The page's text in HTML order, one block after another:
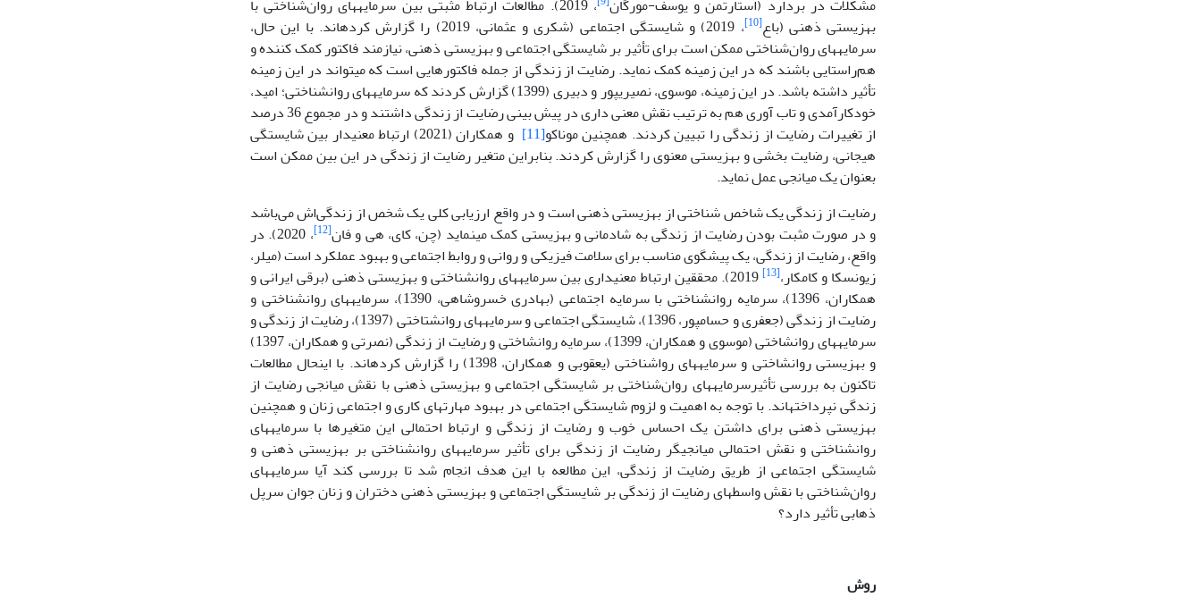
بهزیستی ذهنی (باع[10]
، 2019) و شایستگی اجتماعی (شکری و عثمانی، 2019) را گزارش کرده­اند. با این حال،
سرمایه­های روان‌شناختی ممکن است برای تأثیر بر شایستگی اجتماعی و بهزیستی ذهنی، نیازمند فاکتور کمک کننده و
هم‌راستایی باشند که در این زمینه کمک نماید. رضایت از زندگی از جمله فاکتورهایی است که می­تواند در این زمینه
تأثیر داشته باشد. در این زمینه، موسوی، نصیری­پور و دبیری (1399) گزارش کردند که سرمایه­های روان­شناختی؛ امید،
خودکارآمدی و تاب آوری هم به ترتیب نقش معنی داری در پیش بینی رضایت از زندگی داشتند و در مجموع 36 درصد
از تغییرات رضایت از زندگی را تبیین کردند. همچنین موناکو[11]
و همکاران (2021) ارتباط معنی­دار بین شایستگی
هیجانی، رضایت بخشی و بهزیستی معنوی را گزارش کردند. بنابراین متغیر رضایت از زندگی در این بین ممکن است
بعنوان یک میانجی عمل نماید.
رضایت از زندگی یک شاخص شناختی از بهزیستی ذهنی است و در واقع ارزیابی کلی یک شخص از زندگی‌اش می‌باشد
و در صورت مثبت بودن رضایت از زندگی به شادمانی و بهزیستی کمک می­نماید (چن، کای، هی و فان[12]
، 2020). در
واقع، رضایت از زندگی، یک پیش­گوی مناسب برای سلامت فیزیکی و روانی و روابط اجتماعی و بهبود عملکرد است (میلر،
زیونسکا و کامکار،[13]
2019). محققین ارتباط معنی­داری بین سرمایه­های روانشناختی و بهزیستی ذهنی (برقی ایرانی و
همکاران، 1396)، سرمایه روانشناختی با سرمایه اجتماعی (بهادری خسروشاهی، 1390)، سرمایه­های روانشناختی و
رضایت از زندگی (جعفری و حسامپور، 1396)، شایستگی اجتماعی و سرمایه­های روانشتاختی (1397)، رضایت از زندگی و
سرمایه­های روانشاختی (موسوی و همکاران، 1399)، سرمایه روانشاختی و رضایت از زندگی (نصرتی و همکاران، 1397)
و بهزیستی روانشاختی و سرمایه­های رواشناختی (یعقوبی و همکاران، 1398) را گزارش کرده­اند. با این­حال مطالعات
تاکنون به بررسی تأثیرسرمایه­های روان‌شناختی بر شایستگی اجتماعی و بهزیستی ذهنی با نقش میانجی رضایت از
زندگی نپرداخته­اند. با توجه به اهمیت و لزوم شایستگی اجتماعی در بهبود مهارت­های کاری و اجتماعی زنان و همچنین
بهزیستی ذهنی برای داشتن یک احساس خوب و رضایت از زندگی و ارتباط احتمالی این متغیرها با سرمایه­های
روانشناختی و نقش احتمالی میانجیگر رضایت از زندگی برای تأثیر سرمایه­های روانشناختی بر بهزیستی ذهنی و
شایستگی اجتماعی از طریق رضایت از زندگی، این مطالعه با این هدف انجام شد تا بررسی کند آیا سرمایه­های
روان‌شناختی با نقش واسطه­ای رضایت از زندگی بر شایستگی اجتماعی و بهزیستی ذهنی دختران و زنان جوان سرپل
ذهابی تأثیر دارد؟
روش